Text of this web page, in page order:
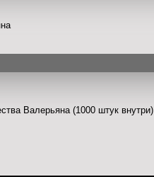
Валерьяна (1000 штук внутри)